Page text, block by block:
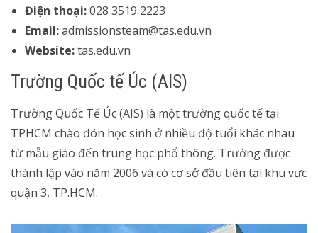
Điện thoại:028 3519 2223
Email:admissionsteam@tas.edu.vn
Website:tas.edu.vn
Trường Quốc tế Úc (AIS)
Trường Quốc Tế Úc (AIS) là một trường quốc tế tại
TPHCM chào đón học sinh ở nhiều độ tuổi khác nhau
từ mẫu giáo đến trung học phổ thông. Trường được
thành lập vào năm 2006 và có cơ sở đầu tiên tại khu vực
quận 3, TP.HCM.